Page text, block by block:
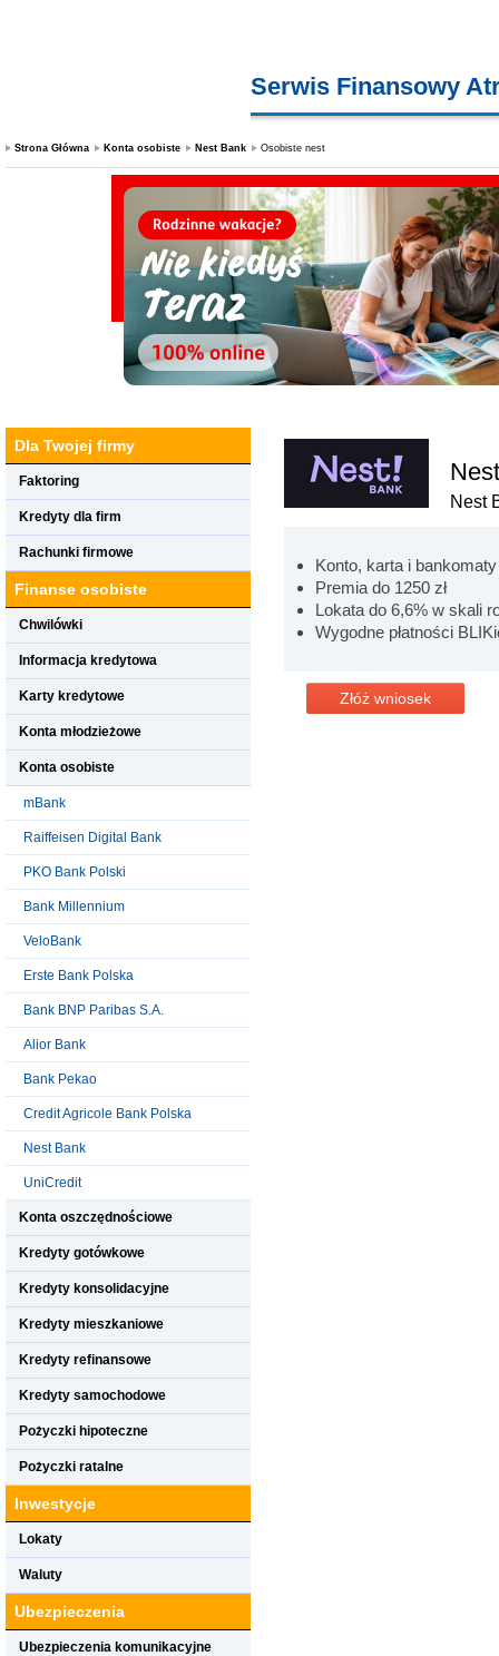
Serwis Finansowy
Strona Główna Konta osobiste Nest Bank Osobiste nest
Dla Twojej firmy
Faktoring
Kredyty dla firm
Rachunki firmowe
Finanse osobiste
Chwilówki
Informacja kredytowa
Karty kredytowe
Konta młodzieżowe
Konta osobiste
mBank
Raiffeisen Digital Bank
PKO Bank Polski
Bank Millennium
VeloBank
Erste Bank Polska
Bank BNP Paribas S.A.
Alior Bank
Bank Pekao
Credit Agricole Bank Polska
Nest Bank
UniCredit
Konta oszczędnościowe
Kredyty gotówkowe
Kredyty konsolidacyjne
Kredyty mieszkaniowe
Kredyty refinansowe
Kredyty samochodowe
Pożyczki hipoteczne
Pożyczki ratalne
Inwestycje
Lokaty
Waluty
Ubezpieczenia
Ubezpieczenia komunikacyjne
Nest
Konto, karta i
Premia do 1250 zł
Lokata do 6,6% w skali
Wygodne płatności
Złóż wniosek